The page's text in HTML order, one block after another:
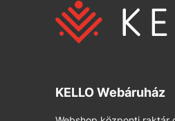
KELLO Webáruház